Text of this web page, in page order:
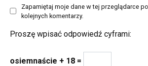
Zapamiętaj moje dane w tej przeglądarce
kolejnych komentarzy.
Proszę wpisać odpowiedź cyframi:
osiemnaście + 18 =